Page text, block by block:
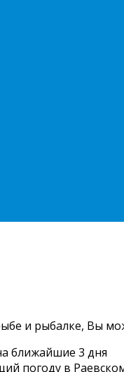
и рыбалке, Вы
ближайшие 3 дня
погоду в